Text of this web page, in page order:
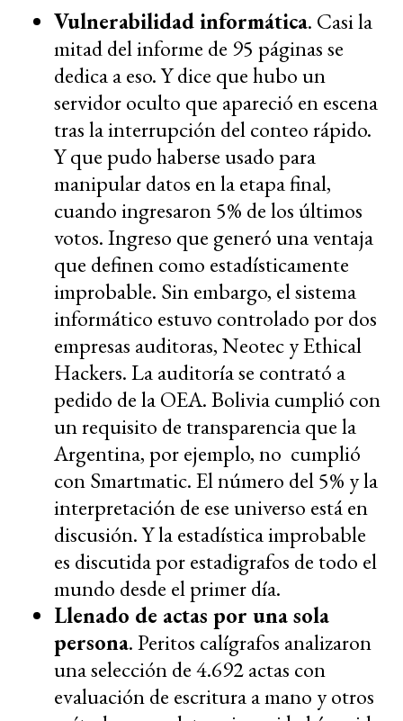
Vulnerabilidad informática. Casi la
mitad del informe de 95 páginas se
dedica a eso. Y dice que hubo un
servidor oculto que apareció en escena
tras la interrupción del conteo rápido.
Y que pudo haberse usado para
manipular datos en la etapa final,
cuando ingresaron 5% de los últimos
votos. Ingreso que generó una ventaja
que definen como estadísticamente
improbable. Sin embargo, el sistema
informático estuvo controlado por dos
empresas auditoras, Neotec y Ethical
Hackers. La auditoría se contrató a
pedido de la OEA. Bolivia cumplió con
un requisito de transparencia que la
Argentina, por ejemplo, no cumplió
con Smartmatic. El número del 5% y la
interpretación de ese universo está en
discusión. Y la estadística improbable
es discutida por estadigrafos de todo el
mundo desde el primer día.
Llenado de actas por una sola
persona. Peritos calígrafos analizaron
una selección de 4.692 actas con
evaluación de escritura a mano y otros